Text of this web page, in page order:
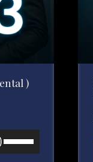
)
Używaj
strzałek